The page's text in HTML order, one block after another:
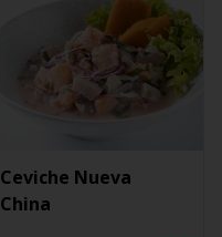
Ceviche Nueva
China